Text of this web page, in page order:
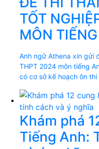
TỐT
MÔN
Anh ngữ Athena xin gửi
THPT 2024 môn tiếng
có cơ sở kế hoạch ôn thi
Khám phá
Tiếng Anh: